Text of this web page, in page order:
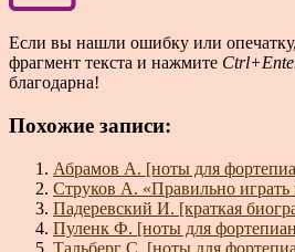
Если вы нашли ошибку или
фрагмент текста и нажмите
благодарна!
Похожие записи:
Абрамов А. [ноты для
Струков А. «Правильно играть
Падеревский И. [краткая
Пуленк Ф. [ноты для
Тальберг С. [ноты для